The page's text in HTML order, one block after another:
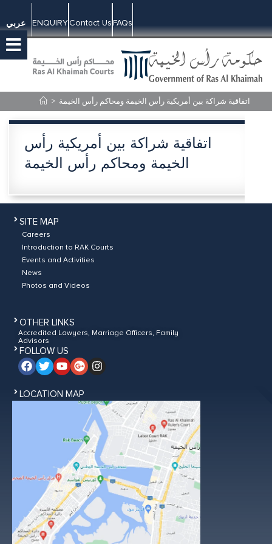
عربي ENQUIRYContact UsFAQs
> اتفاقية شراكة بين أمريكية رأس الخيمة ومحاكم رأس الخيمة
اتفاقية شراكة بين أمريكية رأس
الخيمة ومحاكم رأس الخيمة
SITE MAP
Careers
Introduction to RAK Courts
Events and Activities
News
Photos and Videos
OTHER LINKS
Accredited Lawyers, Marriage Officers, Family
Advisors
FOLLOW US
LOCATION MAP